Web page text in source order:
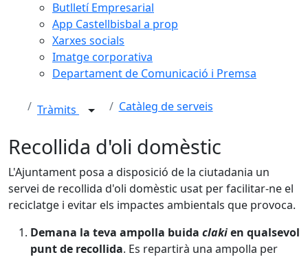
Butlletí Empresarial
App Castellbisbal a prop
Xarxes socials
Imatge corporativa
Departament de Comunicació i Premsa
Tràmits Catàleg de serveis
Recollida d'oli domèstic
L'Ajuntament posa a disposició de la ciutadania un
servei de recollida d'oli domèstic usat per facilitar-ne el
reciclatge i evitar els impactes ambientals que provoca.
Demana la teva ampolla buida clakien qualsevol
punt de recollida. Es repartirà una ampolla per